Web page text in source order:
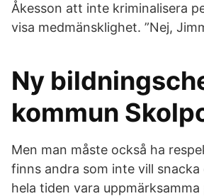
Åkesson att inte kriminalisera
visa medmänsklighet. ”Nej,
Ny
kommun
Men man måste också ha
finns andra som inte vill
hela tiden vara